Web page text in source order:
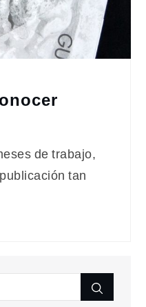
de trabajo,
tan